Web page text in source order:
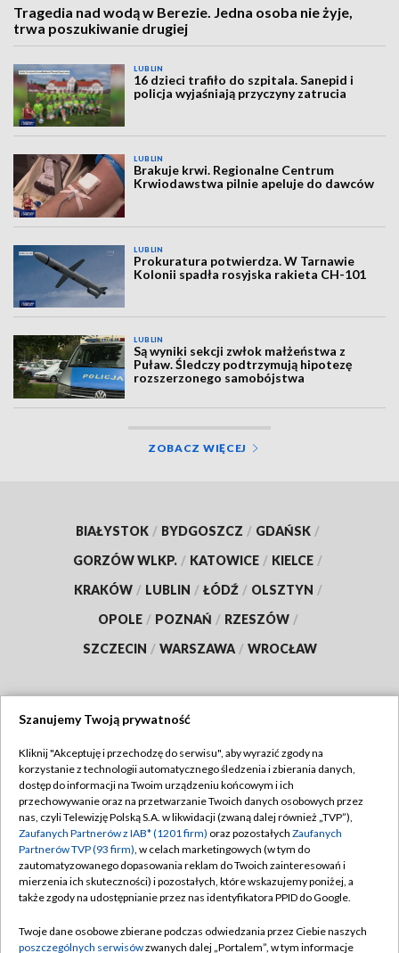
Tragedia nad wodą w Berezie. Jedna osoba nie żyje,
trwa poszukiwanie drugiej
LUBLIN
16 dzieci trafiło do szpitala. Sanepid i
policja wyjaśniają przyczyny zatrucia
LUBLIN
Brakuje krwi. Regionalne Centrum
Krwiodawstwa pilnie apeluje do dawców
LUBLIN
Prokuratura potwierdza. W Tarnawie
Kolonii spadła rosyjska rakieta CH-101
LUBLIN
Są wyniki sekcji zwłok małżeństwa z
Puław. Śledczy podtrzymują hipotezę
rozszerzonego samobójstwa
ZOBACZ WIĘCEJ
BIAŁYSTOK / BYDGOSZCZ / GDAŃSK /
GORZÓW WLKP. / KATOWICE / KIELCE /
KRAKÓW / LUBLIN / ŁÓDŹ / OLSZTYN /
OPOLE / POZNAŃ / RZESZÓW /
SZCZECIN / WARSZAWA / WROCŁAW
TVP
Abonament TVP
Emisja w TVP
Centrum informacji TVP
Naziemna Telewizja Cyfrowa
Rada Programowa
Regulamin TVP
Polityka prywatności
Moje zgody
Pomoc
Kontakt
Szanujemy Twoją prywatność
Kliknij "Akceptuję i przechodzę do serwisu", aby wyrazić zgody na
korzystanie z technologii automatycznego śledzenia i zbierania danych,
dostęp do informacji na Twoim urządzeniu końcowym i ich
przechowywanie oraz na przetwarzanie Twoich danych osobowych przez
nas, czyli Telewizję Polską S.A. w likwidacji (zwaną dalej również „TVP”),
Zaufanych Partnerów z IAB* (1201 firm) oraz pozostałych Zaufanych
Partnerów TVP (93 firm), w celach marketingowych (w tym do
zautomatyzowanego dopasowania reklam do Twoich zainteresowań i
mierzenia ich skuteczności) i pozostałych, które wskazujemy poniżej, a
także zgody na udostępnianie przez nas identyfikatora PPID do Google.
Twoje dane osobowe zbierane podczas odwiedzania przez Ciebie naszych
poszczególnych serwisówzwanych dalej „Portalem”, w tym informacje